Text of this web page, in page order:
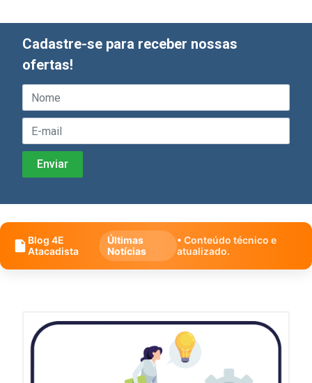
Cadastre-se para receber nossas
ofertas!
Blog 4E
Atacadista
Últimas
Notícias
• Conteúdo técnico e
atualizado.